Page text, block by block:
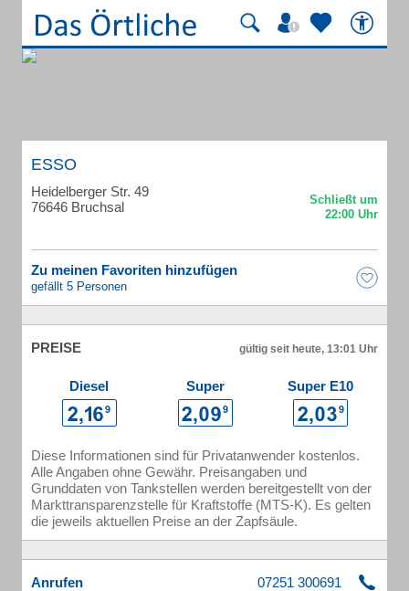
ESSO
Heidelberger Str. 49
76646 Bruchsal
Zu meinen Favoriten hinzufügen
gefällt 5 Personen
PREISE gültig seit heute, 13:01 Uhr
Diesel Super Super E10
Diese Informationen sind für Privatanwender kostenlos.
Alle Angaben ohne Gewähr. Preisangaben und
Grunddaten von Tankstellen werden bereitgestellt von der
Markttransparenzstelle für Kraftstoffe (MTS-K). Es gelten
die jeweils aktuellen Preise an der Zapfsäule.
Anrufen